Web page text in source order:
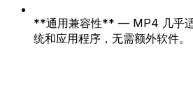
**通用兼容性** — MP4 几乎
统和应用程序，无需额外软件。